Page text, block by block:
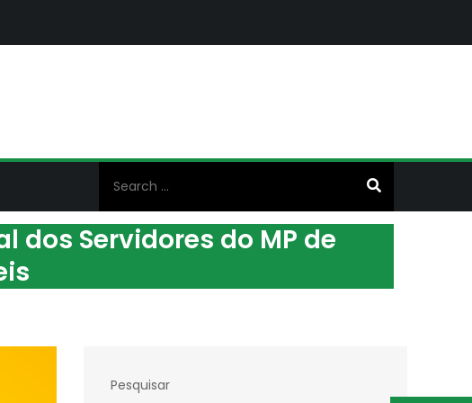
for:
dos Servidores do MP de
Pesquisar